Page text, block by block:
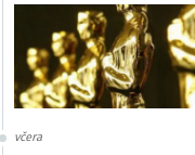
včera